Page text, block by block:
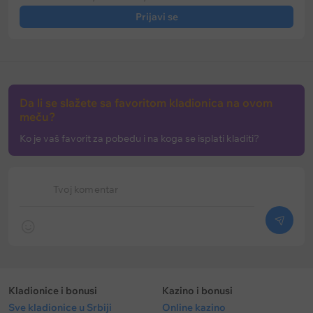
Prijavi se
Tvoj komentar
Da li se slažete sa favoritom kladionica na ovom
meču?
Ko je vaš favorit za pobedu i na koga se isplati kladiti?
Kladionice i bonusi
Sve kladionice u Srbiji
Kazino i bonusi
Online kazino